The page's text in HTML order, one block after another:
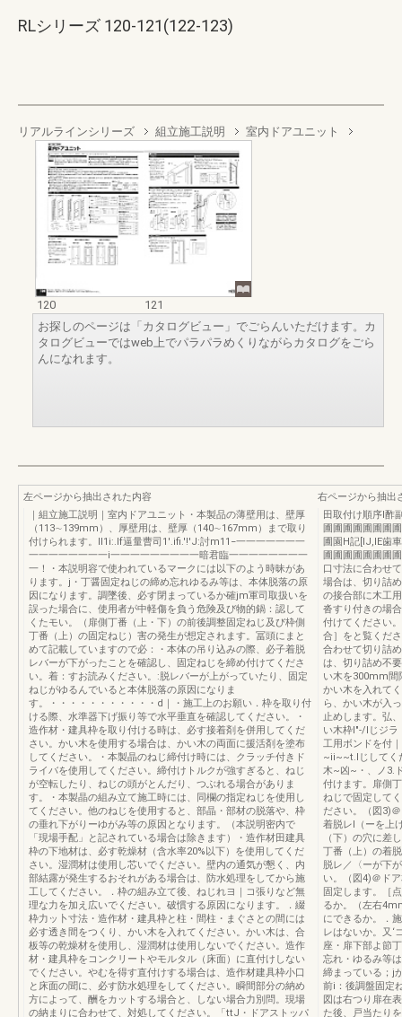
RLシリーズ 120-121(122-123)
リアルラインシリーズ 組立施工説明 室内ドアユニット
120
121
お探しのページは「カタログビュー」でごらんいただけます。カ
タログビューではweb上でパラパラめくりながらカタログをごら
んになれます。
左ページから抽出された内容
｜組立施工説明｜室内ドアユニット・本製品の薄壁用は、壁厚
（113∼139mm）、厚壁用は、壁厚（140∼167mm）まで取り
付けられます。Il1i:.lf逼量曹司1'.ifi.'!'J:討m11−一一一一一一一
一一一一一一一一i一一一一一一一一一暗君臨一一一一一一一一
一！・本説明容で使われているマークには以下のよう時昧があ
ります。j・丁醤固定ねじの締め忘れゆるみ等は、本体脱落の原
因になります。調墜後、必す閉まっているか確jm軍司取扱いを
誤った場合に、使用者が中軽傷を負う危険及び物的鍋：認して
くたモい。（扉側丁番（上・下）の前後調整固定ねじ及び枠側
丁番（上）の固定ねじ）害の発生が想定されます。冨頭にまと
めて記載していますので必：・本体の吊り込みの際、必子着脱
レバーが下がったことを確認し、固定ねじを締め付けてくださ
い。着：すお読みください。:脱レバーが上がっていたり、固定
ねじがゆるんでいると本体脱落の原因になりま
す。・・・・・・・・・・・d｜・施工上のお願い．枠を取り付
ける際、水準器下げ振り等で水平垂直を確認してください。・
造作材・建具枠を取り付ける時は、必す接着剤を併用してくだ
さい。かい木を使用する場合は、かい木の両面に援活剤を塗布
してください。・本製晶のねじ締付け時には、クラッチ付きド
ライバを使用してください。締付けトルクが強すぎると、ねじ
が空転したり、ねじの頭がとんだり、つぶれる場合がありま
す。・本製晶の組み立て施工時には、同欄の指定ねじを使用し
てください。他のねじを使用すると、部晶・部材の脱落や、枠
の垂れ下がりーゆがみ等の原因となります。（本説明密内で
「現場手配」と記されている場合は除きます）・造作材田建具
枠の下地材は、必す乾燥材（含水率20%以下）を使用してくだ
さい。湿潤材は使用し芯いでください。壁内の通気が懇く、内
部結露が発生するおそれがある場合は、防水処理をしてから施
工してください。．枠の組み立て後、ねじれヨ｜コ張りなど無
理な力を加え広いでください。破慣する原因になります。．綴
枠力ッ卜寸法・造作材・建具枠と柱・間柱・まぐさとの間には
必す透き間をつくり、かい木を入れてください。かい木は、合
板等の乾燥材を使用し、湿潤材は使用しないでください。造作
材・建具枠をコンクリートやモルタル（床面）に直付けしない
でください。やむを得す直付けする場合は、造作材建具枠小口
と床面の聞に、必す防水処理をしてください。瞬間部分の納め
方によって、酬をカットする場合と、しない場合力別問。現場
の納まりに合わせて、対処してください。「ttJ・ドアストッパ
右ページから抽出
田取付け順序I酢
圃圃圃圃圃圃圃
圃園H記[IJ,lE歯
圃圃圃圃圃圃圃
口寸法に合わせ
場合は、切り詰
の接合部に木工
沓すり付きの場
付けてください
合］をと覧くだ
合わせて切り詰
は、切り詰め不
い木を300mm間
かい木を入れて
ら、かい木が入
止めします。弘
い木枠I"-/Iじジラ
工用ボンドを付
~ii~~t.lじしてく
木~凶~・、ノ3.
付けます。扉側
ねじで固定して
ださい。（図3)
着脱レI（ーを上
（下）の穴に差
丁番（上）の着
脱レ／〈ーが下
い。（図4)＠ド
固定します。［
るか。（左右
にできるか。．
レはないか。又‘
座・扉下部よ節
忘れ・ゆるみ等
締まっている；j
前i：後調盤固定
図は右つり扉在
た後、戸当たり